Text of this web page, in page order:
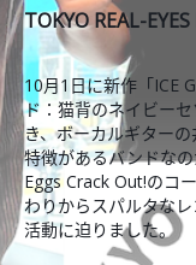
TOKYO REAL-
10月1日に新作「ICE
ド：猫背のネイビー
き、ボーカルギター
特徴があるバンドな
Eggs Crack Out!のコ
わりからスパルタな
活動に迫りました。